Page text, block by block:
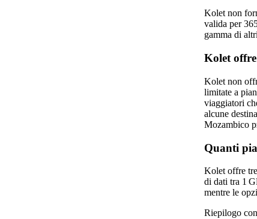
Kolet non
valida per
gamma di
Kolet
Kolet non
limitate a
viaggiatori
alcune
Mozambico
Quanti
Kolet offre
di dati tra 1
mentre le
Riepilogo